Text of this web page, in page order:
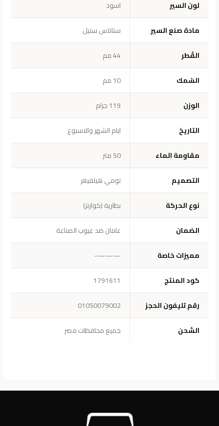
لون السير
اسود
مادة صنع السير
ستانلس ستيل
القُطر
44 مم
السُمك
10 مم
الوزن
119 جرام
التاريخ
ايام الشهر والاسبوع
مقاومة الماء
50 متر
التصميم
تومي هيلفيغر
نوع الحركة
بطارية (كوارتز)
الضمان
عامان ضد عيوب الصناعة
مميزات خاصة
———-
كود المنتج
1791611
رقم تليفون الحجز
01050079002
الشحن
جميع محافظات مصر